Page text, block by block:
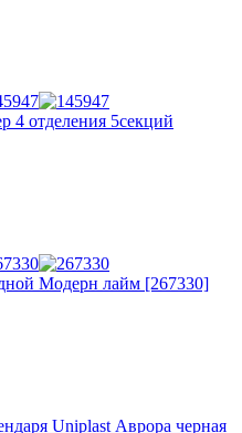
4 отделения 5секций
Модерн лайм [267330]
Uniplast Аврора черная